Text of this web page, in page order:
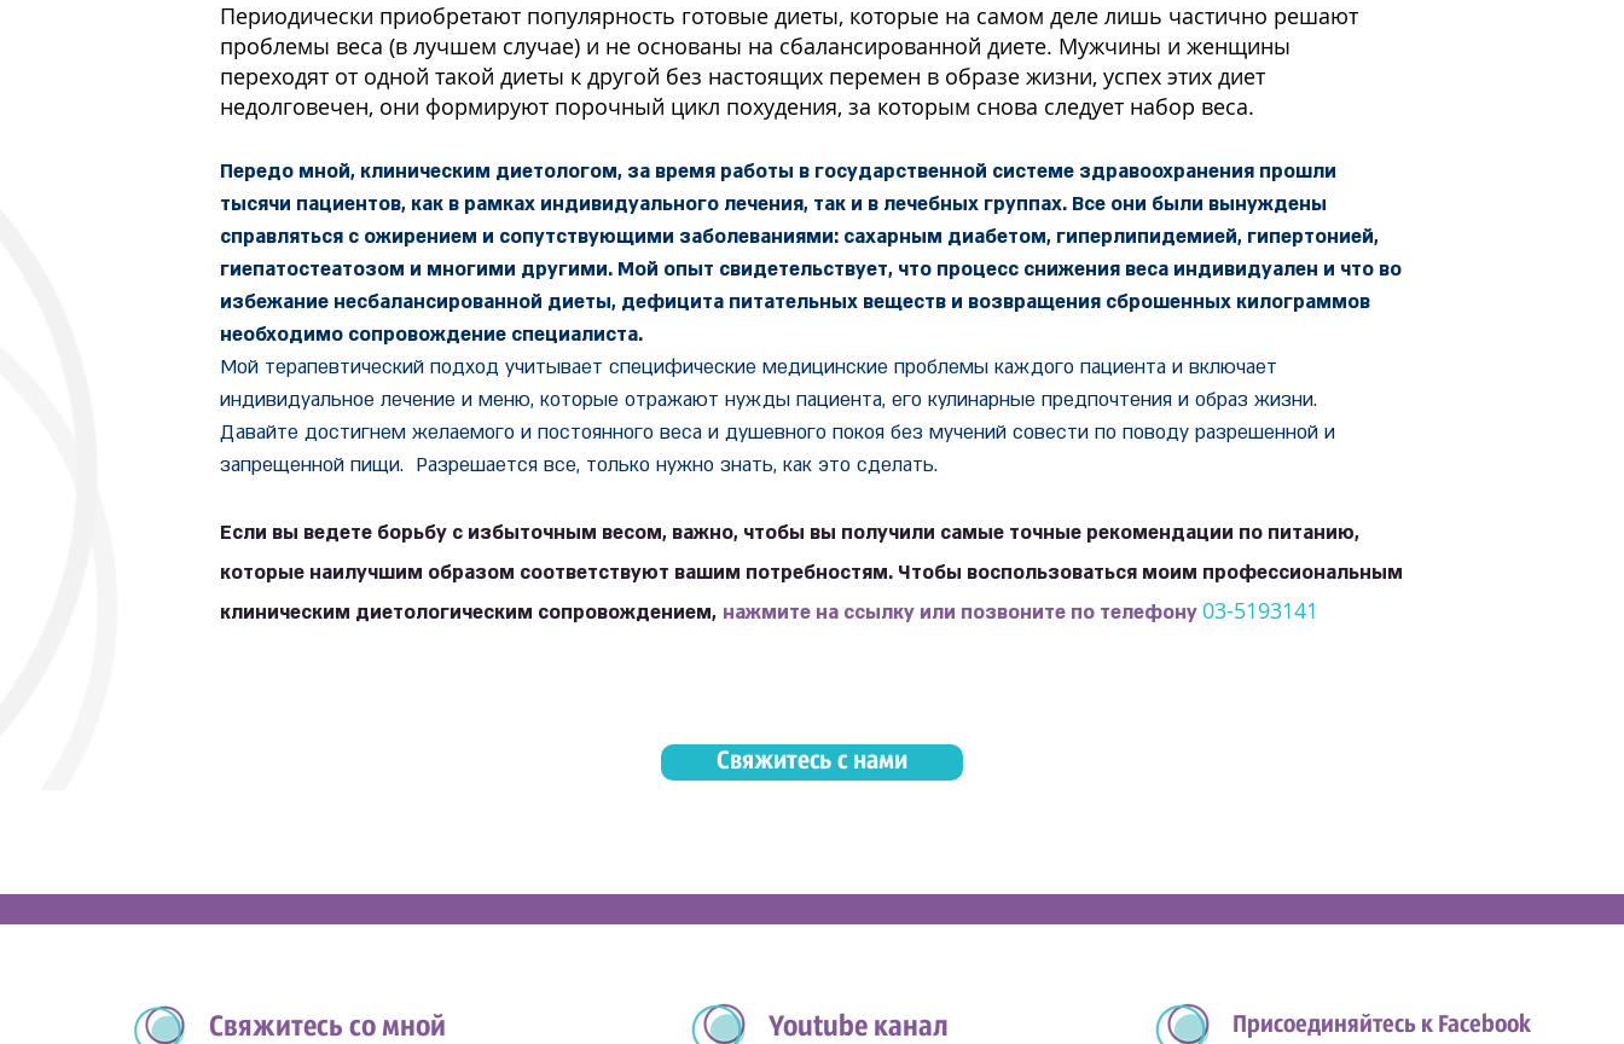
Периодически приобретают популярность готовые диеты, которые на самом деле лишь частично решают
проблемы веса (в лучшем случае) и не основаны на сбалансированной диете. Мужчины и женщины
переходят от одной такой диеты к другой без настоящих перемен в образе жизни, успех этих диет
недолговечен, они формируют порочный цикл похудения, за которым снова следует набор веса.
Передо мной, клиническим диетологом, за время работы в государственной системе здравоохранения прошли
тысячи пациентов, как в рамках индивидуального лечения, так и в лечебных группах. Все они были вынуждены
справляться с ожирением и сопутствующими заболеваниями: сахарным диабетом, гиперлипидемией, гипертонией,
гиепатостеатозом и многими другими. Мой опыт свидетельствует, что процесс снижения веса индивидуален и что во
избежание несбалансированной диеты, дефицита питательных веществ и возвращения сброшенных килограммов
необходимо сопровождение специалиста.
Мой терапевтический подход учитывает специфические медицинские проблемы каждого пациента и включает
индивидуальное лечение и меню, которые отражают нужды пациента, его кулинарные предпочтения и образ жизни.
Давайте достигнем желаемого и постоянного веса и душевного покоя без мучений совести по поводу разрешенной и
запрещенной пищи. Разрешается все, только нужно знать, как это сделать.
Если вы ведете борьбу с избыточным весом, важно, чтобы вы получили самые точные рекомендации по питанию,
которые наилучшим образом соответствуют вашим потребностям. Чтобы воспользоваться моим профессиональным
клиническим диетологическим сопровождением, нажмите на ссылку или позвоните по телефону 03-5193141
Свяжитесь с нами
Свяжитесь со мной Youtube канал Присоединяйтесь к Facebook